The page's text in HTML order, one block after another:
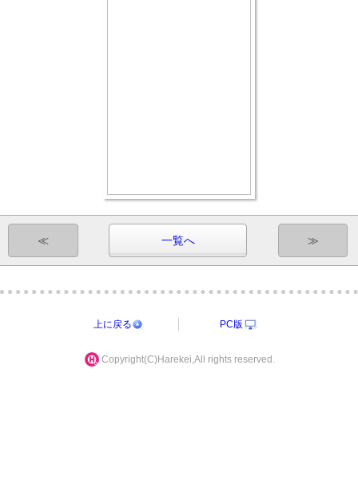
≪ 一覧へ ≫
上に戻る PC版
Copyright(C)Harekei,All rights reserved.